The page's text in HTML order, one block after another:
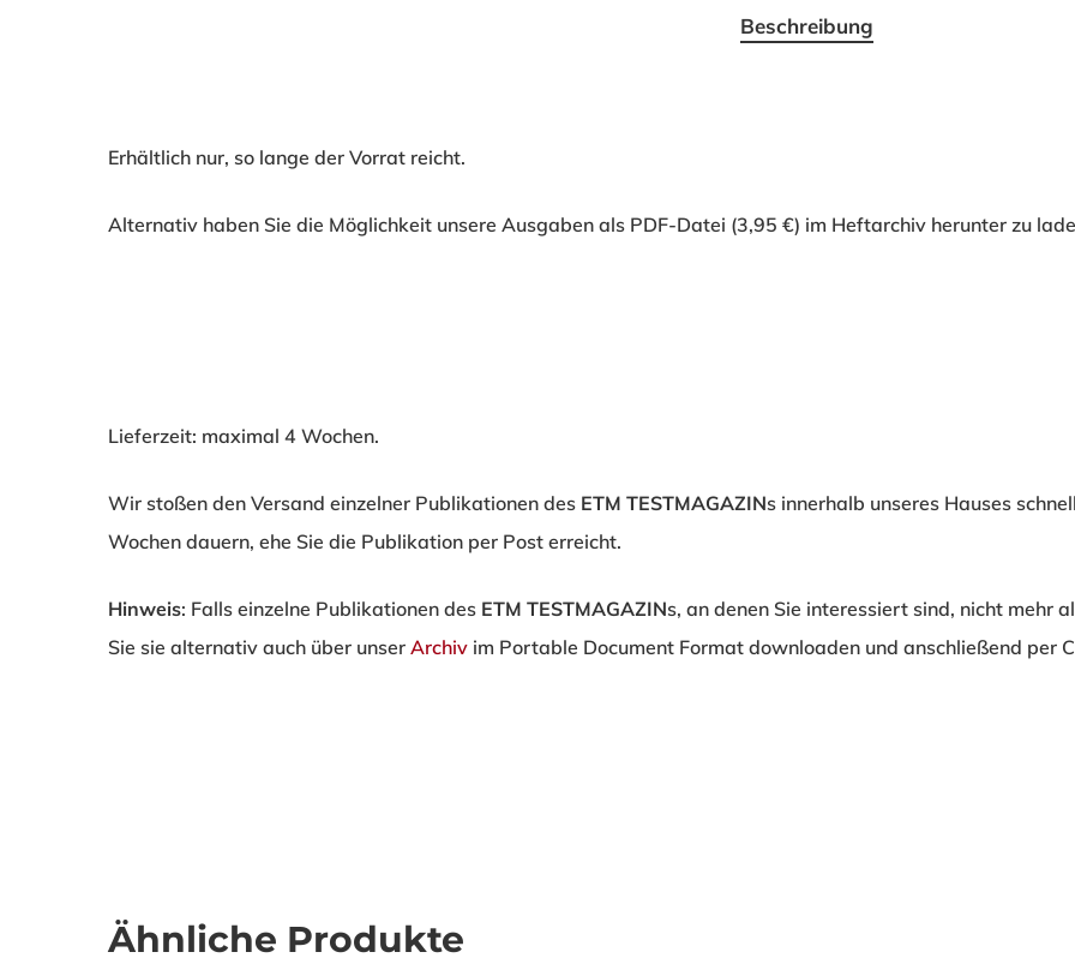
Beschreibung
Erhältlich nur, so lange der Vorrat reicht.
Alternativ haben Sie die Möglichkeit unsere Ausgaben als PDF-Datei (3,95 €) im Heftarchiv herunter zu
Lieferzeit: maximal 4 Wochen.
Wir stoßen den Versand einzelner Publikationen des ETM TESTMAGAZINs innerhalb unseres Hauses
Wochen dauern, ehe Sie die Publikation per Post erreicht.
Hinweis: Falls einzelne Publikationen des ETM TESTMAGAZINs, an denen Sie interessiert sind, nicht mehr
Sie sie alternativ auch über unser Archiv im Portable Document Format downloaden und anschließend per
Ähnliche Produkte